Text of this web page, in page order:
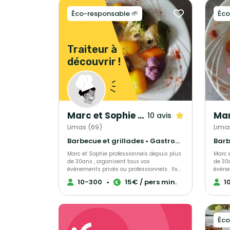
Traiteur à
découvrir !
Éco-responsable 🌱
Marc et Sophie Traiteur Cuisine & Services 10 avis
Limas (69)
Barbecue et grillades • Gastronomique • Français Traditionnel
Marc et Sophie professionnels depuis plus
de 30ans , organisent tous vos
événements privés ou professionnels . Ils
répondront à toutes vos demandes et
attentes . Ils seront attentifs à vos envies,
de qualité, des viandes fraiches et
françaises pour une cuisine maison.
10-300 • 15€ / pers min.
Marc
de
de